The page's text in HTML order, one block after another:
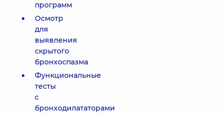
программ
Осмотр
для
выявления
скрытого
бронхоспазма
Функциональные
тесты
с
бронходилататорами